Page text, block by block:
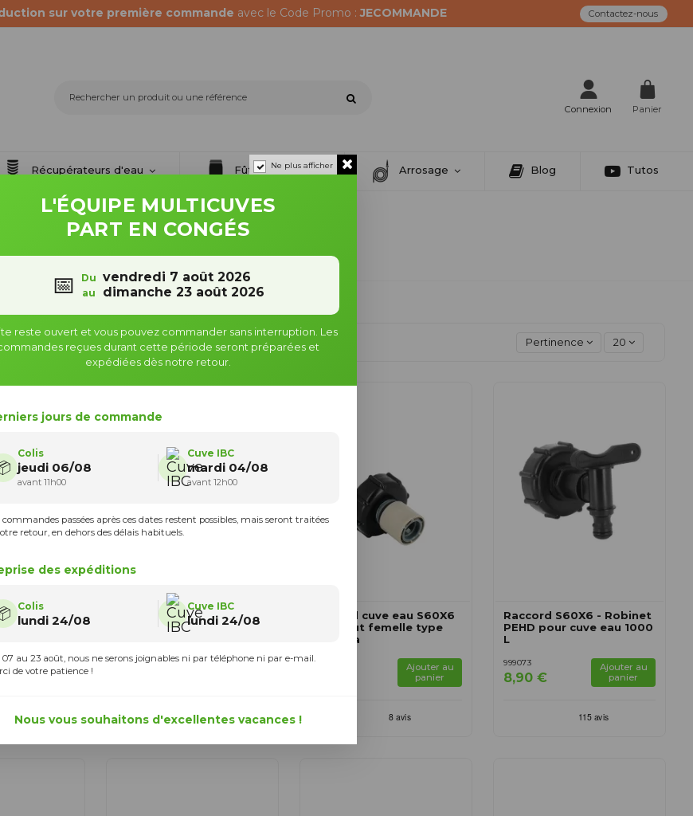
sur votre première commande avec le Code Promo :JECOMMANDE Contactez-nous
Connexion Panier
Récupérateurs d'eau Fûts & bidons Arrosage Blog Tutos
Raccords S60X6 - Embout Rapide
Pertinence 20
le
= 60 mm
filets = 6
vanne
Raccord cuve eau S60X6
- Embout arrosage jardin
999082
Ajouter au
Raccord cuve eau S60X6
- Embout femelle type
Gardena
888131
Ajouter au
panier
Raccord S60X6 - Robinet
PEHD pour cuve eau 1000
L
999073
8,90 €
Ajouter au
panier
Ne plus afficher
L'ÉQUIPE MULTICUVES
PART EN CONGÉS
📅 Du vendredi 7 août 2026
au dimanche 23 août 2026
reste ouvert et vous pouvez commander sans interruption. Les
reçues durant cette période seront préparées et
expédiées dès notre retour.
jours de commande
Colis
jeudi 06/08
avant 11h00
Cuve IBC
mardi 04/08
avant 12h00
commandes passées après ces dates restent possibles, mais seront traitées
retour, en dehors des délais habituels.
des expéditions
Colis
lundi 24/08
Cuve IBC
lundi 24/08
au 23 août, nous ne serons joignables ni par téléphone ni par e-mail.
de votre patience !
Nous vous souhaitons d'excellentes vacances !